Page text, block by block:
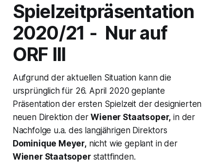
Spielzeitpräsentation
2020/21 - Nur auf
ORF III
Aufgrund der aktuellen Situation kann die
ursprünglich für 26. April 2020 geplante
Präsentation der ersten Spielzeit der designierten
neuen Direktion derWiener Staatsoper, in der
Nachfolge u.a. des langjährigen Direktors
Dominique Meyer,nicht wie geplant in der
Wiener Staatsoperstattfinden.